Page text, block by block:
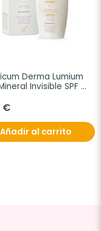
Derma Lumium
Invisible SPF
€
Añadir al carrito